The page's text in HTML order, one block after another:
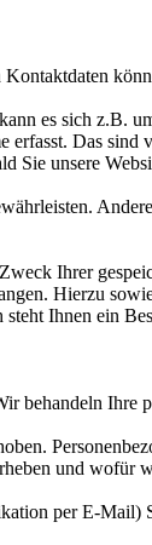
es sich z.B.
Das
Sie unsere
Ihrer
Hierzu
Ihnen ein
behandeln Ihre
und wofür
per E-